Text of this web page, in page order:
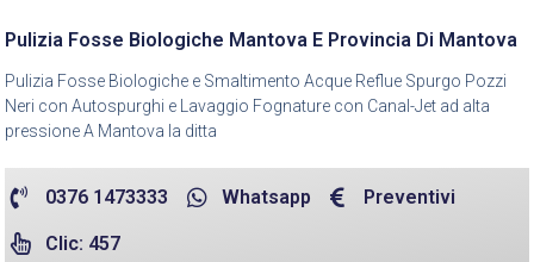
Pulizia Fosse Biologiche Mantova E Provincia Di Mantova
Pulizia Fosse Biologiche e Smaltimento Acque Reflue Spurgo Pozzi
Neri con Autospurghi e Lavaggio Fognature con Canal-Jet ad alta
pressione A Mantova la ditta
0376 1473333 Whatsapp Preventivi
Clic: 457